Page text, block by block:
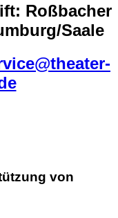
Roßbacher
Saale
von